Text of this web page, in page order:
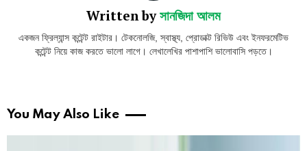
Written byসানজিদা আলম
একজন ফ্রিল্যান্স কন্টেন্ট রাইটার। টেকনোলজি, স্বাস্থ্য, প্রোডাক্ট রিভিউ এবং ইনফরমেটিভ
কন্টেন্ট নিয়ে কাজ করতে ভালো লাগে। লেখালেখির পাশাপাশি ভালোবাসি পড়তে।
You May Also Like